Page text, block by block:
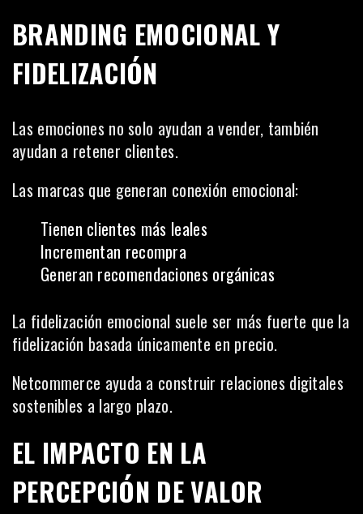
BRANDING EMOCIONAL Y
FIDELIZACIÓN
Las emociones no solo ayudan a vender, también
ayudan a retener clientes.
Las marcas que generan conexión emocional:
Tienen clientes más leales
Incrementan recompra
Generan recomendaciones orgánicas
La fidelización emocional suele ser más fuerte que la
fidelización basada únicamente en precio.
Netcommerce ayuda a construir relaciones digitales
sostenibles a largo plazo.
EL IMPACTO EN LA
PERCEPCIÓN DE VALOR